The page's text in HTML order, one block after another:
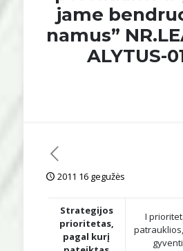
jame
namus”
ALYTUS-
2011 16 gegužės
Strategijos
prioritetas,
pagal kurį
I